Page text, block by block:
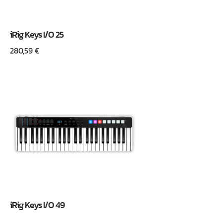
iRig Keys I/O 25
280,59€
iRig Keys I/O 49